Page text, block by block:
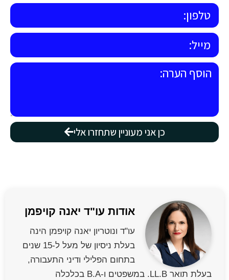
כן אני מעוניין שתחזרו אלי
אודות עו"ד יאנה קויפמן
עו"ד ונוטריון יאנה קויפמן הינה
בעלת ניסיון של מעל ל-15 שנים
בתחום הפלילי ודיני התעבורה,
בעלת תואר LL.B. במשפטים ו-B.A בכלכלה